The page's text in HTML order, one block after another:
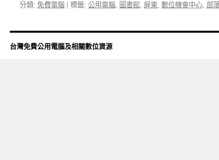
分類: 免費電腦 | 標籤: 公用電腦, 圖書館, 屏東, 數位機會中心, 部
台灣免費公用電腦及相關數位資源